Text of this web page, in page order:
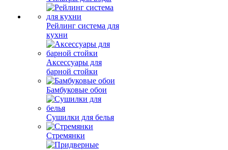
Рейлинг система для
кухни
Аксессуары для
барной стойки
Бамбуковые обои
Сушилки для белья
Стремянки